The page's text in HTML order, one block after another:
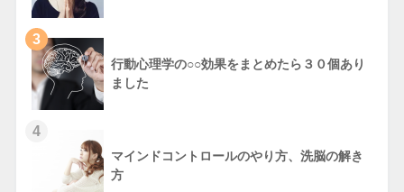
3
行動心理学の○○効果をまとめたら３０個あり
ました
4
マインドコントロールのやり方、洗脳の解き
方